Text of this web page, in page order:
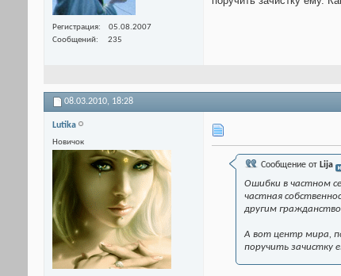
Регистрация
05.08.2007
Сообщений
235
08.03.2010, 18:28
Lutika
Новичок
Сообщение от Lija
Ошибки в частном
частная
другим
А вот центр мира,
поручить зачистку